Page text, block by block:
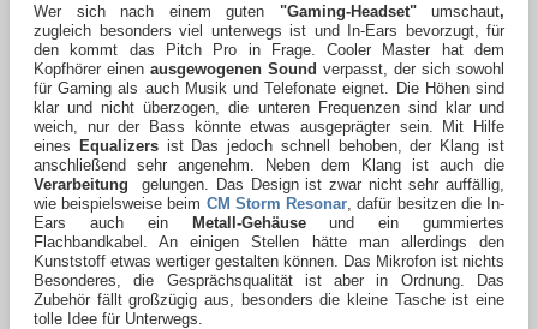
Wer sich nach einem guten "Gaming-Headset" umschaut,
zugleich besonders viel unterwegs ist und In-Ears bevorzugt, für
den kommt das Pitch Pro in Frage. Cooler Master hat dem
Kopfhörer einen ausgewogenen Sound verpasst, der sich sowohl
für Gaming als auch Musik und Telefonate eignet. Die Höhen sind
klar und nicht überzogen, die unteren Frequenzen sind klar und
weich, nur der Bass könnte etwas ausgeprägter sein. Mit Hilfe
eines Equalizersist Das jedoch schnell behoben, der Klang ist
anschließend sehr angenehm. Neben dem Klang ist auch die
Verarbeitunggelungen. Das Design ist zwar nicht sehr auffällig,
wie beispielsweise beim CM Storm Resonar , dafür besitzen die In-
Ears auch ein Metall-Gehäuseund ein gummiertes
Flachbandkabel. An einigen Stellen hätte man allerdings den
Kunststoff etwas wertiger gestalten können. Das Mikrofon ist nichts
Besonderes, die Gesprächsqualität ist aber in Ordnung. Das
Zubehör fällt großzügig aus, besonders die kleine Tasche ist eine
tolle Idee für Unterwegs.